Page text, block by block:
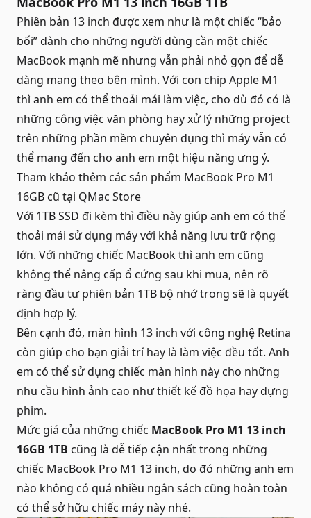
Phiên bản 13 inch được xem như là một chiếc “bảo
bối” dành cho những người dùng cần một chiếc
MacBook mạnh mẽ nhưng vẫn phải nhỏ gọn để dễ
dàng mang theo bên mình. Với con chip Apple M1
thì anh em có thể thoải mái làm việc, cho dù đó có là
những công việc văn phòng hay xử lý những project
trên những phần mềm chuyên dụng thì máy vẫn có
thể mang đến cho anh em một hiệu năng ưng ý.
Tham khảo thêm các sản phẩm MacBook Pro M1
16GB cũ tại QMac Store
Với 1TB SSD đi kèm thì điều này giúp anh em có thể
thoải mái sử dụng máy với khả năng lưu trữ rộng
lớn. Với những chiếc MacBook thì anh em cũng
không thể nâng cấp ổ cứng sau khi mua, nên rõ
ràng đầu tư phiên bản 1TB bộ nhớ trong sẽ là quyết
định hợp lý.
Bên cạnh đó, màn hình 13 inch với công nghệ Retina
còn giúp cho bạn giải trí hay là làm việc đều tốt. Anh
em có thể sử dụng chiếc màn hình này cho những
nhu cầu hình ảnh cao như thiết kế đồ họa hay dựng
phim.
Mức giá của những chiếc MacBook Pro M1 13 inch
16GB 1TB cũng là dễ tiếp cận nhất trong những
chiếc MacBook Pro M1 13 inch, do đó những anh em
nào không có quá nhiều ngân sách cũng hoàn toàn
có thể sở hữu chiếc máy này nhé.